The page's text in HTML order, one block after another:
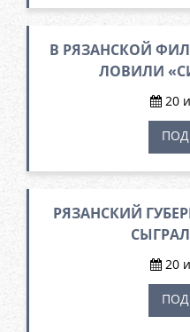
В РЯЗАНСКОЙ
ЛОВИЛИ
20
РЯЗАНСКИЙ
20